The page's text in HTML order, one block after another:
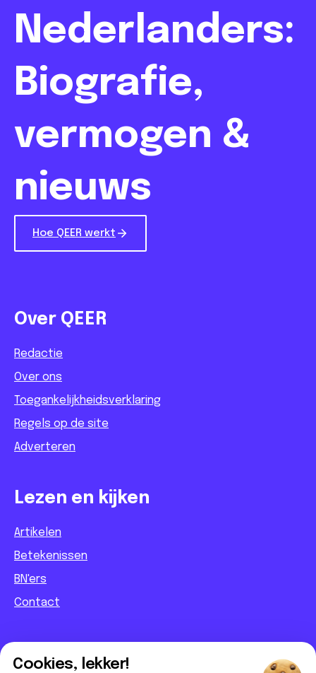
Nederlanders:
Biografie,
vermogen &
nieuws
Hoe QEER werkt
Over QEER
Redactie
Over ons
Toegankelijkheidsverklaring
Regels op de site
Adverteren
Lezen en kijken
Artikelen
Betekenissen
BN'ers
Contact
Informatief
Cookies, lekker!